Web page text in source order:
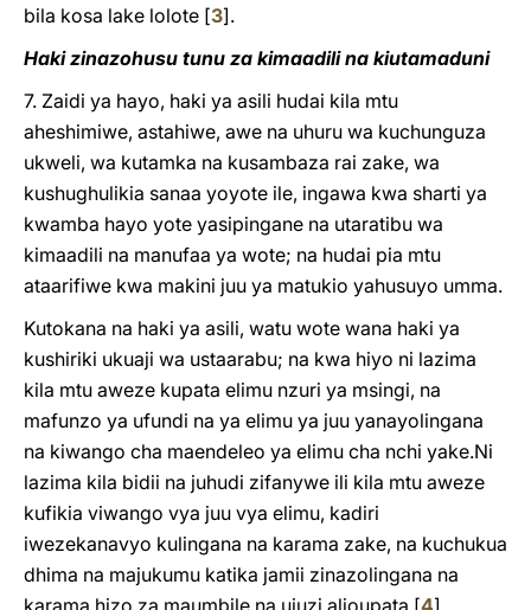
bila kosa lake lolote [3].
Haki zinazohusu tunu za kimaadili na kiutamaduni
7. Zaidi ya hayo, haki ya asili hudai kila mtu
aheshimiwe, astahiwe, awe na uhuru wa kuchunguza
ukweli, wa kutamka na kusambaza rai zake, wa
kushughulikia sanaa yoyote ile, ingawa kwa sharti ya
kwamba hayo yote yasipingane na utaratibu wa
kimaadili na manufaa ya wote; na hudai pia mtu
ataarifiwe kwa makini juu ya matukio yahusuyo umma.
Kutokana na haki ya asili, watu wote wana haki ya
kushiriki ukuaji wa ustaarabu; na kwa hiyo ni lazima
kila mtu aweze kupata elimu nzuri ya msingi, na
mafunzo ya ufundi na ya elimu ya juu yanayolingana
na kiwango cha maendeleo ya elimu cha nchi yake.Ni
lazima kila bidii na juhudi zifanywe ili kila mtu aweze
kufikia viwango vya juu vya elimu, kadiri
iwezekanavyo kulingana na karama zake, na kuchukua
dhima na majukumu katika jamii zinazolingana na
karama hizo za maumbile na ujuzi alioupata [4].